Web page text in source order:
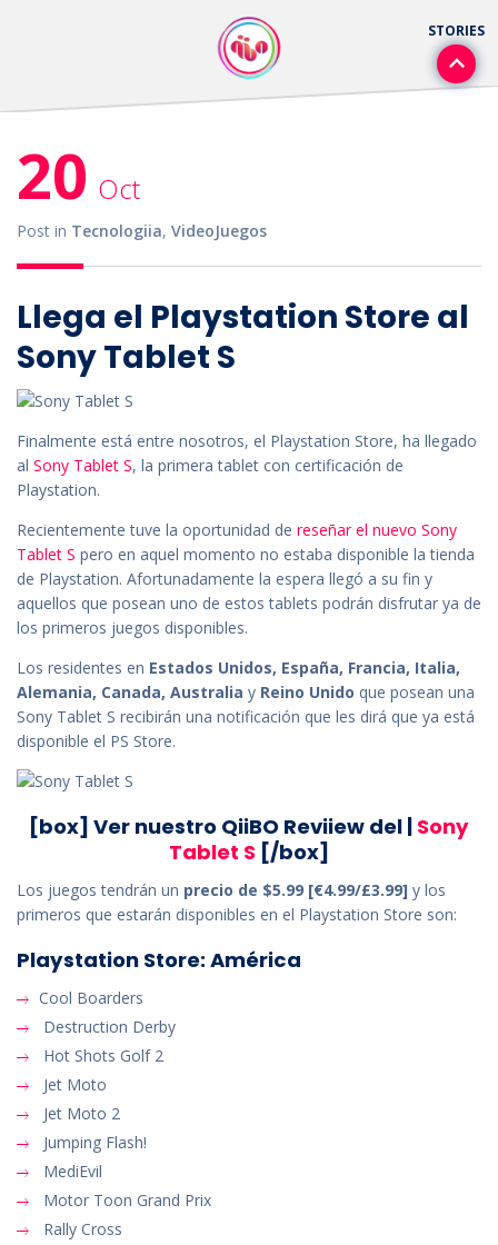
20 Oct
Post in Tecnologiia, VideoJuegos
Llega el Playstation Store al
Sony Tablet S
Finalmente está entre nosotros, el Playstation Store, ha llegado
al Sony Tablet S, la primera tablet con certificación de
Playstation.
Recientemente tuve la oportunidad de reseñar el nuevo Sony
Tablet S pero en aquel momento no estaba disponible la tienda
de Playstation. Afortunadamente la espera llegó a su fin y
aquellos que posean uno de estos tablets podrán disfrutar ya de
los primeros juegos disponibles.
Los residentes en Estados Unidos, España, Francia, Italia,
Alemania, Canada, Australia y Reino Unido que posean una
Sony Tablet S recibirán una notificación que les dirá que ya está
disponible el PS Store.
[box] Ver nuestro QiiBO Reviiew del | Sony
Tablet S [/box]
Los juegos tendrán un precio de $5.99 [€4.99/£3.99] y los
primeros que estarán disponibles en el Playstation Store son:
Playstation Store: América
Cool Boarders
Destruction Derby
Hot Shots Golf 2
Jet Moto
Jet Moto 2
Jumping Flash!
MediEvil
Motor Toon Grand Prix
Rally Cross